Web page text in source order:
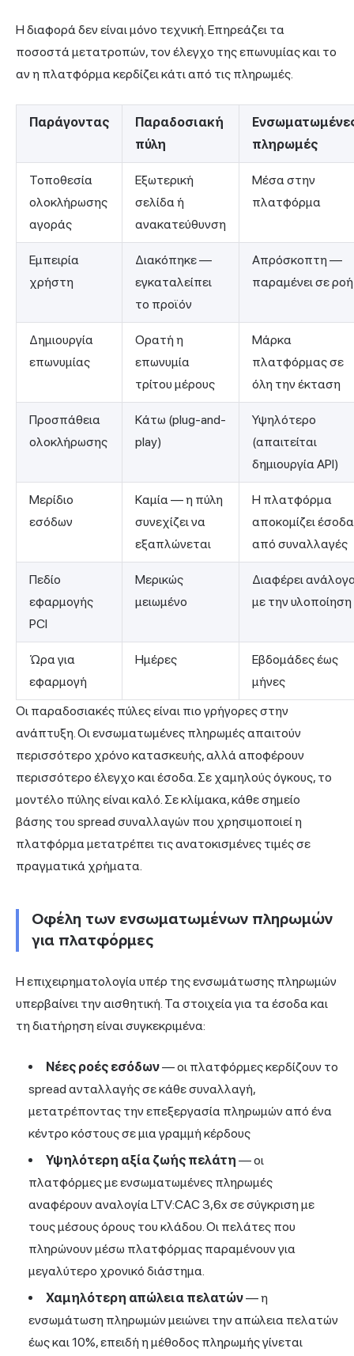
Η διαφορά δεν είναι μόνο τεχνική. Επηρεάζει τα
ποσοστά μετατροπών, τον έλεγχο της επωνυμίας και το
αν η πλατφόρμα κερδίζει κάτι από τις πληρωμές.
Παράγοντας
Παραδοσιακή
πύλη
πληρωμές
Τοποθεσία
ολοκλήρωσης
αγοράς
Εξωτερική
σελίδα ή
ανακατεύθυνση
Μέσα στην
πλατφόρμα
Εμπειρία
χρήστη
Διακόπηκε —
εγκαταλείπει
το προϊόν
Απρόσκοπτη —
παραμένει σε ροή
Δημιουργία
επωνυμίας
Ορατή η
επωνυμία
τρίτου μέρους
Μάρκα
πλατφόρμας σε
όλη την έκταση
Προσπάθεια
ολοκλήρωσης
Κάτω (plug-and-
play)
Υψηλότερο
(απαιτείται
δημιουργία API)
Μερίδιο
εσόδων
Καμία — η πύλη
συνεχίζει να
εξαπλώνεται
Η πλατφόρμα
αποκομίζει έσοδα
από συναλλαγές
Πεδίο
εφαρμογής
PCI
Μερικώς
μειωμένο
Διαφέρει
με την υλοποίηση
Ώρα για
εφαρμογή
Ημέρες
Εβδομάδες έως
μήνες
Οι παραδοσιακές πύλες είναι πιο γρήγορες στην
ανάπτυξη. Οι ενσωματωμένες πληρωμές απαιτούν
περισσότερο χρόνο κατασκευής, αλλά αποφέρουν
περισσότερο έλεγχο και έσοδα. Σε χαμηλούς όγκους, το
μοντέλο πύλης είναι καλό. Σε κλίμακα, κάθε σημείο
βάσης του spread συναλλαγών που χρησιμοποιεί η
πλατφόρμα μετατρέπει τις ανατοκισμένες τιμές σε
πραγματικά χρήματα.
Οφέλη των ενσωματωμένων πληρωμών
για πλατφόρμες
Η επιχειρηματολογία υπέρ της ενσωμάτωσης πληρωμών
υπερβαίνει την αισθητική. Τα στοιχεία για τα έσοδα και
τη διατήρηση είναι συγκεκριμένα:
Νέες ροές εσόδων— οι πλατφόρμες κερδίζουν το
spread ανταλλαγής σε κάθε συναλλαγή,
μετατρέποντας την επεξεργασία πληρωμών από ένα
κέντρο κόστους σε μια γραμμή κέρδους
Υψηλότερη αξία ζωής πελάτη — οι
πλατφόρμες με ενσωματωμένες πληρωμές
αναφέρουν αναλογία LTV:CAC 3,6x σε σύγκριση με
τους μέσους όρους του κλάδου. Οι πελάτες που
πληρώνουν μέσω πλατφόρμας παραμένουν για
μεγαλύτερο χρονικό διάστημα.
Χαμηλότερη απώλεια πελατών— η
ενσωμάτωση πληρωμών μειώνει την απώλεια πελατών
έως και 10%, επειδή η μέθοδος πληρωμής γίνεται